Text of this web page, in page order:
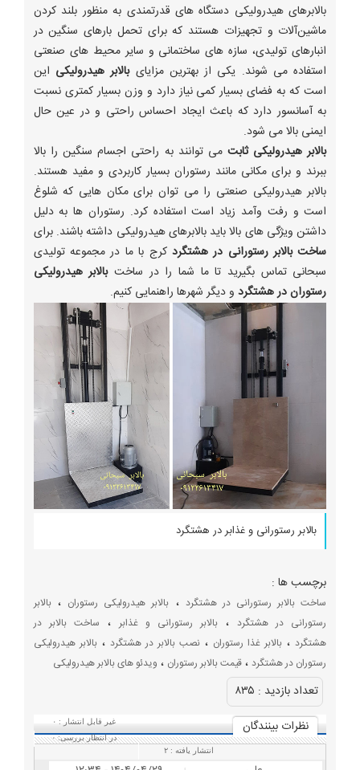
بالابرهای هیدرولیکی دستگاه های قدرتمندی به منظور بلند کردن
ماشین‌آلات و تجهیزات هستند که برای تحمل بارهای سنگین در
انبارهای تولیدی، سازه های ساختمانی و سایر محیط های صنعتی
استفاده می شوند. یکی از بهترین مزایایبالابر هیدرولیکی این
است که به فضای بسیار کمی نیاز دارد و وزن بسیار کمتری نسبت
به آسانسور دارد که باعث ایجاد احساس راحتی و در عین حال
ایمنی بالا می شود.
بالابر هیدرولیکی ثابتمی توانند به راحتی اجسام سنگین را بالا
ببرند و برای مکانی مانند رستوران بسیار کاربردی و مفید هستند.
بالابر هیدرولیکی صنعتی را می توان برای مکان هایی که شلوغ
است و رفت وآمد زیاد است استفاده کرد. رستوران ها به دلیل
داشتن ویژگی های بالا باید بالابرهای هیدرولیکی داشته باشند. برای
ساخت بالابر رستورانی در هشتگرد کرج با ما در مجموعه تولیدی
سبحانی تماس بگیرید تا ما شما را در ساختبالابر هیدرولیکی
رستوران در هشتگردو دیگر شهرها راهنمایی کنیم.
بالابر رستورانی و غذابر در هشتگرد
برچسب ها :
ساخت بالابر رستورانی در هشتگرد ، بالابر هیدرولیکی رستوران ،بالابر
رستورانی در هشتگرد، بالابر رستورانی و غذابر ، ساخت بالابر در
هشتگرد، بالابر غذا رستوران ، نصب بالابر در هشتگرد ،بالابر هیدرولیکی
رستوران در هشتگرد، قیمت بالابر رستوران ، ویدئو های بالابر هیدرولیکی
تعداد بازديد : ۸۳۵
نظرات بينندگان
غیر قابل انتشار : ۰
در انتظار بررسی:۰
انتشار یافته :۲